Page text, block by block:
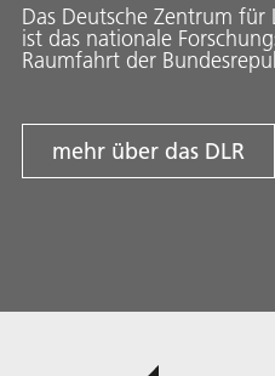
Das Deutsche Zentrum
ist das nationale
Raumfahrt der
mehr über das DLR